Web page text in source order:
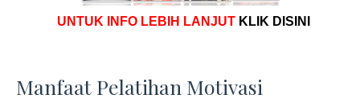
UNTUK INFO LEBIH LANJUT KLIK DISINI
Manfaat Pelatihan Motivasi